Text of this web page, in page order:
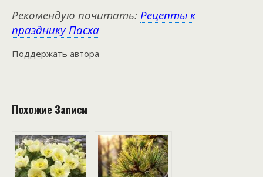
Рекомендую почитать: Рецепты к
празднику Пасха
Поддержать автора
Похожие Записи